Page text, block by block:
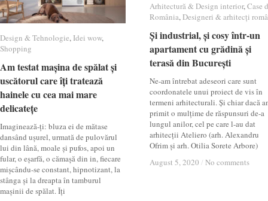
Design & Tehnologie, Idei wow,
Shopping
Am testat mașina de spălat și
uscătorul care îți tratează
hainele cu cea mai mare
delicatețe
Imaginează-ți: bluza ei de mătase
dansând ușurel, urmată de pulovărul
lui din lână, moale și pufos, apoi un
fular, o eșarfă, o cămașă din in, fiecare
mișcându-se constant, hipnotizant, la
stânga și la dreapta în tamburul
mașinii de spălat. Îți
Design & Tehnologie Idei wow
Shopping
Am testat mașina de spălat și
uscătorul care îți tratează
hainele cu cea mai mare
delicatețe
Arhitectură & Design interior,Case
România,Designeri & arhitecți
Și industrial, și cosy într-un
apartament cu grădină și
terasă din București
Ne-am întrebat adeseori care sunt
coordonatele unui proiect de vis în
termeni arhitecturali. Și chiar dacă
primit o mulțime de răspunsuri de-a
lungul anilor, cel pe care l-au dat
arhitecții Ateliero (arh. Alexandru
Ofrim și arh. Otilia Sorete Arbore)
August 5, 2020 / No comments
Arhitectură & Design interior Case
România Designeri & arhitecți
Și industrial, și cosy într-un
apartament cu grădină și
terasă din București
August 5, 2020 / No comments